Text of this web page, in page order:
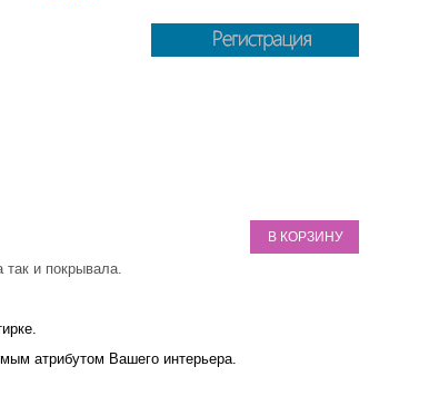
В КОРЗИНУ
так и покрывала.
атрибутом Вашего интерьера.